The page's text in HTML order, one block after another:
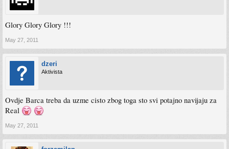
Glory Glory Glory !!!
May 27, 2011
dzeri
Aktivista
Ovdje Barca treba da uzme cisto zbog toga sto svi potajno navijaju za
Real
May 27, 2011